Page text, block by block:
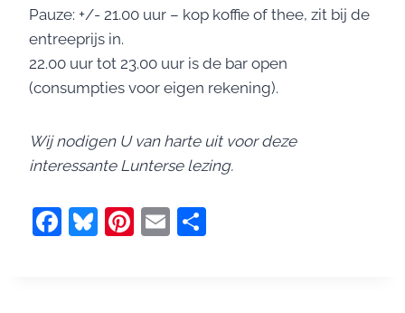
Pauze: +/- 21.00 uur – kop koffie of thee, zit bij de
entreeprijs in.
22.00 uur tot 23.00 uur is de bar open
(consumpties voor eigen rekening).
Wij nodigen U van harte uit voor deze
interessante Lunterse lezing.
F
Bl Pi E